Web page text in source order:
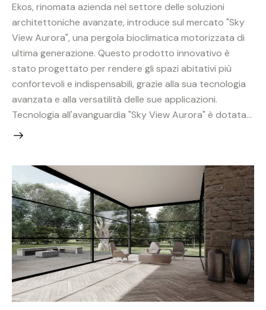
Ekos, rinomata azienda nel settore delle soluzioni
architettoniche avanzate, introduce sul mercato "Sky
View Aurora", una pergola bioclimatica motorizzata di
ultima generazione. Questo prodotto innovativo è
stato progettato per rendere gli spazi abitativi più
confortevoli e indispensabili, grazie alla sua tecnologia
avanzata e alla versatilità delle sue applicazioni.
Tecnologia all'avanguardia "Sky View Aurora" è dotata…